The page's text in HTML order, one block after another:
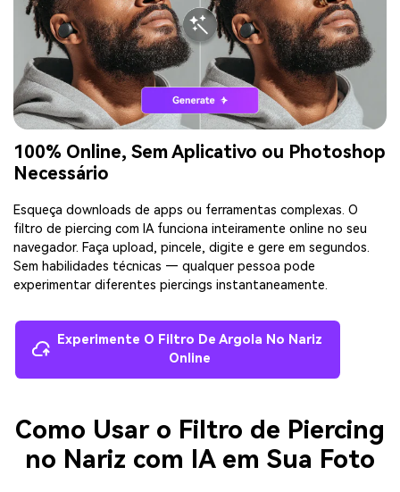
100% Online, Sem Aplicativo ou Photoshop
Necessário
Esqueça downloads de apps ou ferramentas complexas. O
filtro de piercing com IA funciona inteiramente online no seu
navegador. Faça upload, pincele, digite e gere em segundos.
Sem habilidades técnicas — qualquer pessoa pode
experimentar diferentes piercings instantaneamente.
Experimente O Filtro De Argola No Nariz
Online
Como Usar o Filtro de Piercing
no Nariz com IA em Sua Foto